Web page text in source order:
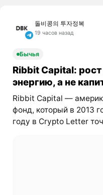
돌비콩의 투자정복
19 часов назад
Бычья
Ribbit Capital:
энергию, а не
Ribbit Capital —
фонд, который в 2013
году в Crypto Letter